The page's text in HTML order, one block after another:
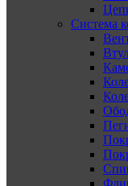
Система